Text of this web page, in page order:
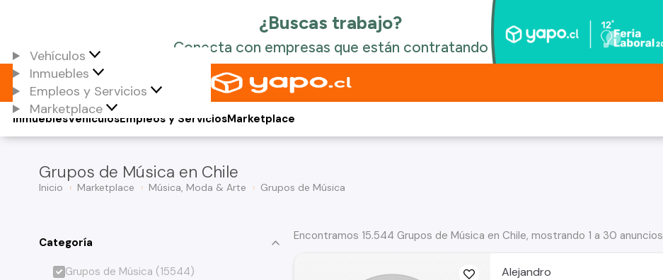
Vehículos
Inmuebles
Empleos y Servicios
Marketplace
Vehículos
Inmuebles Empleos y ServiciosMarketplace
Grupos de Música en Chile
Inicio Marketplace Música, Moda & Arte Grupos de Música
Categoría
Grupos de Música (15544)
Encontramos 15.544 Grupos de Música en Chile, mostrando 1 a 30 anuncios
Alejandro